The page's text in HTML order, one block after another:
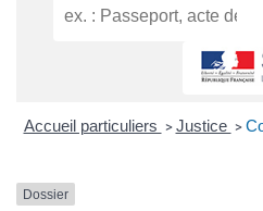
Accueil particuliers > Justice >
Dossier